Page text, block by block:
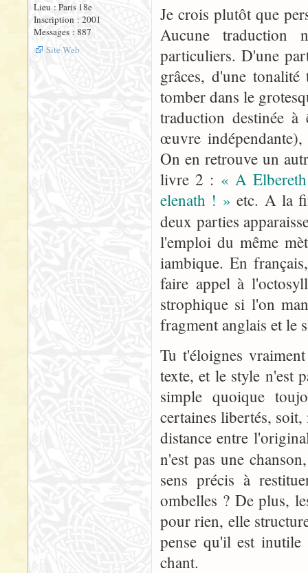
Lieu : Paris 18e
Inscription : 2001
Messages : 887
Site Web
Je crois plutôt que
Aucune traduction
particuliers. D'une
grâces, d'une
tomber dans le
traduction destinée
œuvre
On en retrouve un
livre 2 : « A
elenath ! » etc. A la
deux parties
l'emploi du même
iambique. En
faire appel à
strophique si l'on
fragment anglais et le
Tu t'éloignes
texte, et le style n'est
simple quoique
certaines libertés,
distance entre
n'est pas une
sens précis à
ombelles ? De plus,
pour rien, elle
pense qu'il est
chant.